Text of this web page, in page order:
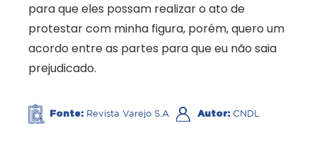
para que eles possam realizar o ato de
protestar com minha figura, porém, quero um
acordo entre as partes para que eu não saia
prejudicado.
Fonte: Revista Varejo S.A Autor: CNDL